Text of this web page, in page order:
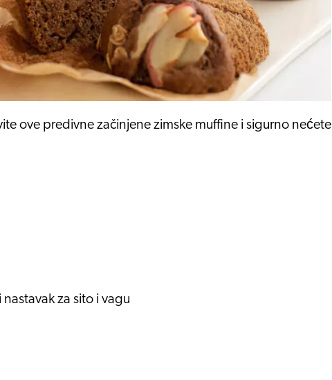
ove predivne začinjene zimske muffine i sigurno nećete
za sito i vagu